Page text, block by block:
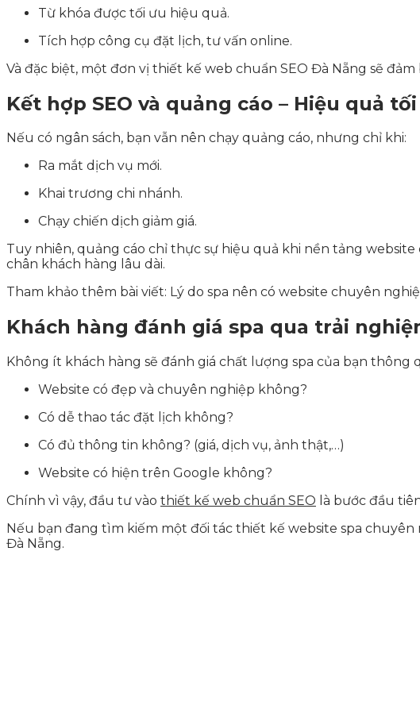
Từ khóa được tối ưu hiệu quả.
Tích hợp công cụ đặt lịch, tư vấn online.
Và đặc biệt, một đơn vị thiết kế web chuẩn SEO Đà Nẵng sẽ
Kết hợp SEO và quảng cáo – Hiệu quả
Nếu có ngân sách, bạn vẫn nên chạy quảng cáo, nhưng chỉ khi:
Ra mắt dịch vụ mới.
Khai trương chi nhánh.
Chạy chiến dịch giảm giá.
Tuy nhiên, quảng cáo chỉ thực sự hiệu quả khi nền tảng
chân khách hàng lâu dài.
Tham khảo thêm bài viết: Lý do spa nên có website chuyên
Khách hàng đánh giá spa qua trải
Không ít khách hàng sẽ đánh giá chất lượng spa của bạn
Website có đẹp và chuyên nghiệp không?
Có dễ thao tác đặt lịch không?
Có đủ thông tin không? (giá, dịch vụ, ảnh thật,…)
Website có hiện trên Google không?
Chính vì vậy, đầu tư vào thiết kế web chuẩn SEO là bước đầu
Nếu bạn đang tìm kiếm một đối tác thiết kế website spa
Đà Nẵng.